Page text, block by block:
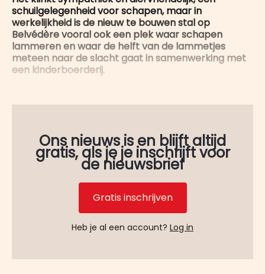
schuilgelegenheid voor schapen, maar in
werkelijkheid is de nieuw te bouwen stal op
Belvédère vooral ook een plek waar schapen
lammeren en waar de helft van de lammetjes
meteen naar de slacht gaat in samenwerking met
een kinderboerderij.
Ons nieuws is en blijft altijd
gratis, als je je inschrijft voor
de nieuwsbrief
Gratis inschrijven
Heb je al een account? Log in